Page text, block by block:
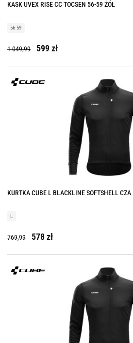
KASK UVEX RISE CC TOCSEN 56-59 ŻÓŁ
56-59
1 049,99 599 zł
KURTKA CUBE L BLACKLINE SOFTSHELL CZA
L
769,99 578 zł